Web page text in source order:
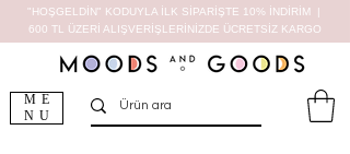
ME
NU
"HOŞGELDİN" KODUYLA İLK SİPARİŞTE 10% İNDİRİM |
600 TL ÜZERİ ALIŞVERİŞLERİNİZDE ÜCRETSİZ KARGO